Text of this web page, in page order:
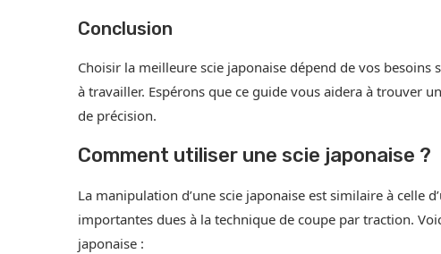
Conclusion
Choisir la meilleure scie japonaise dépend de vos
à travailler. Espérons que ce guide vous aidera à trouver
de précision.
Comment utiliser une scie japonaise ?
La manipulation d’une scie japonaise est similaire à celle
importantes dues à la technique de coupe par traction.
japonaise :